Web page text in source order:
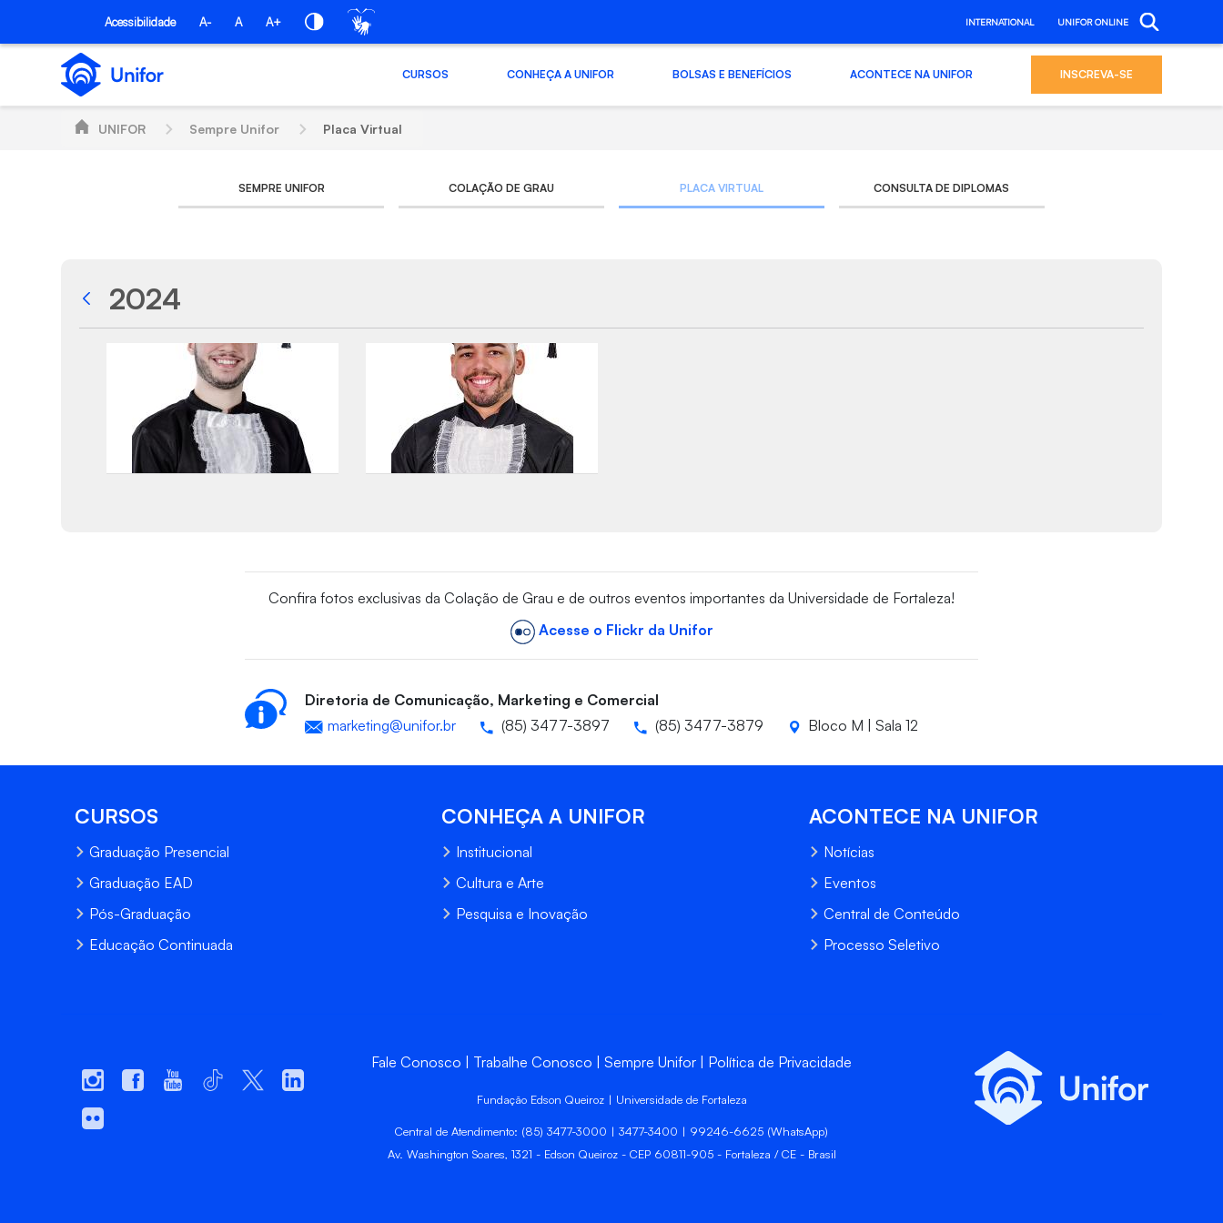
Skip to Main ContentAcessibilidade A- A A+ INTERNATIONAL UNIFOR ONLINE
CURSOS CONHEÇA A UNIFOR BOLSAS E BENEFÍCIOS ACONTECE NA UNIFOR INSCREVA-SE
UNIFOR Sempre Unifor Placa Virtual
SEMPRE UNIFOR COLAÇÃO DE GRAU PLACA VIRTUAL CONSULTA DE DIPLOMAS
2024
Confira fotos exclusivas da Colação de Grau e de outros eventos importantes da Universidade de Fortaleza!
Acesse o Flickr da Unifor
Diretoria de Comunicação, Marketing e Comercial
marketing@unifor.br
(85) 3477-3897 (85) 3477-3879 Bloco M | Sala 12
CURSOS
Graduação Presencial
Graduação EAD
Pós-Graduação
Educação Continuada
CONHEÇA A UNIFOR
Institucional
Cultura e Arte
Pesquisa e Inovação
ACONTECE NA UNIFOR
Notícias
Eventos
Central de Conteúdo
Processo Seletivo
Fale Conosco Trabalhe Conosco Sempre Unifor Política de Privacidade
Fundação Edson Queiroz | Universidade de Fortaleza
Central de Atendimento: (85) 3477-3000 | 3477-3400 | 99246-6625 (WhatsApp)
Av. Washington Soares, 1321 - Edson Queiroz - CEP 60811-905 - Fortaleza / CE - Brasil